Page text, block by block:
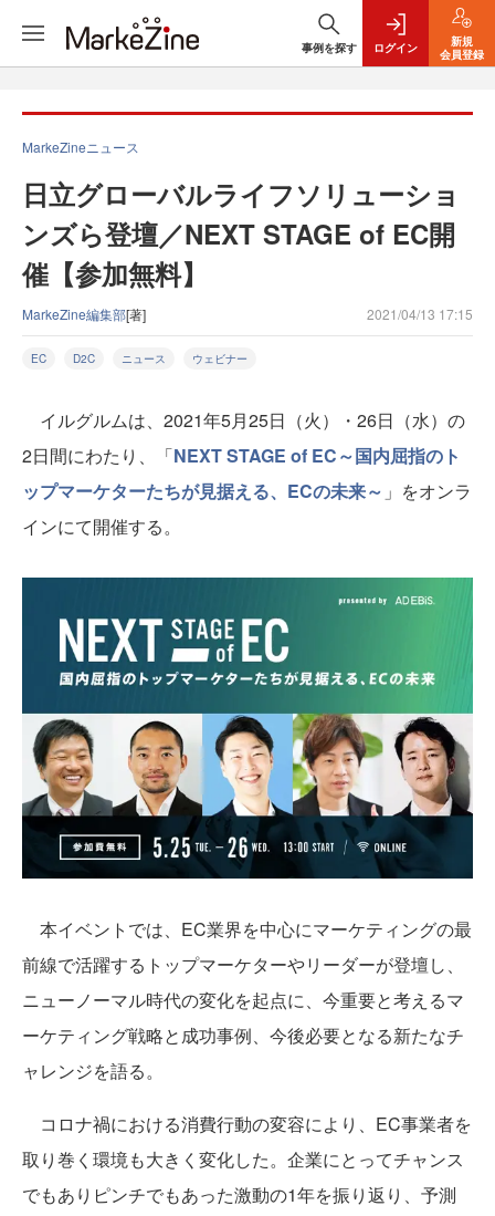
事例を探す ログイン
新規
会員登録
MarkeZineニュース
日立グローバルライフソリューショ
ンズら登壇／NEXT STAGE of EC開
催【参加無料】
MarkeZine編集部[著] 2021/04/13 17:15
EC D2C ニュース ウェビナー
イルグルムは、2021年5月25日（火）・26日（水）の
2日間にわたり、「NEXT STAGE of EC～国内屈指のト
ップマーケターたちが見据える、ECの未来～ 」をオンラ
インにて開催する。
本イベントでは、EC業界を中心にマーケティングの最
前線で活躍するトップマーケターやリーダーが登壇し、
ニューノーマル時代の変化を起点に、今重要と考えるマ
ーケティング戦略と成功事例、今後必要となる新たなチ
ャレンジを語る。
コロナ禍における消費行動の変容により、EC事業者を
取り巻く環境も大きく変化した。企業にとってチャンス
でもありピンチでもあった激動の1年を振り返り、予測